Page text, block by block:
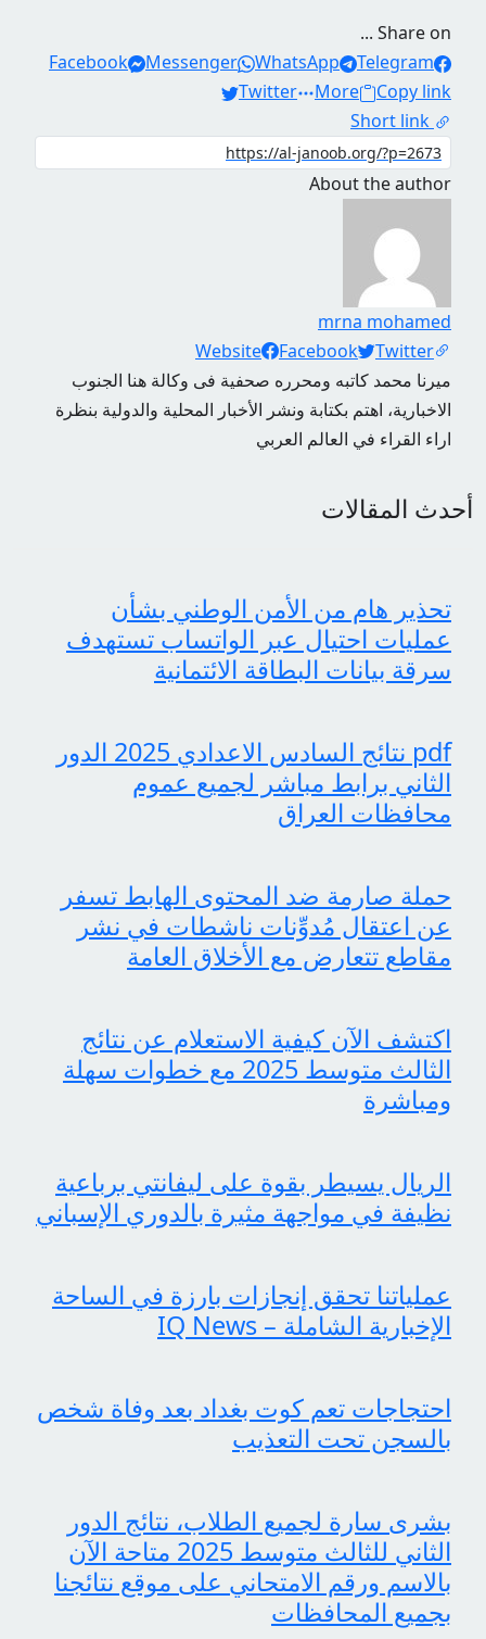
Share on ...
Facebook
Messenger WhatsApp
Telegram
Twitter
More
Copy link
Short link
About the author
mrna mohamed
Social Links
Website Facebook
Twitter
ميرنا محمد كاتبه ومحرره صحفية فى وكالة هنا الجنوب
الاخبارية، اهتم بكتابة ونشر الأخبار المحلية والدولية بنظرة
اراء القراء في العالم العربي
أحدث المقالات
تحذير هام من الأمن الوطني بشأن
عمليات احتيال عبر الواتساب تستهدف
سرقة بيانات البطاقة الائتمانية
pdf نتائج السادس الاعدادي 2025 الدور
الثاني برابط مباشر لجميع عموم
محافظات العراق
حملة صارمة ضد المحتوى الهابط تسفر
عن اعتقال مُدوِّنات ناشطات في نشر
مقاطع تتعارض مع الأخلاق العامة
اكتشف الآن كيفية الاستعلام عن نتائج
الثالث متوسط 2025 مع خطوات سهلة
ومباشرة
الريال يسيطر بقوة على ليفانتي برباعية
نظيفة في مواجهة مثيرة بالدوري الإسباني
عملياتنا تحقق إنجازات بارزة في الساحة
الإخبارية الشاملة – IQ News
احتجاجات تعم كوت بغداد بعد وفاة شخص
بالسجن تحت التعذيب
بشرى سارة لجميع الطلاب، نتائج الدور
الثاني للثالث متوسط 2025 متاحة الآن
بالاسم ورقم الامتحاني على موقع نتائجنا
بجميع المحافظات